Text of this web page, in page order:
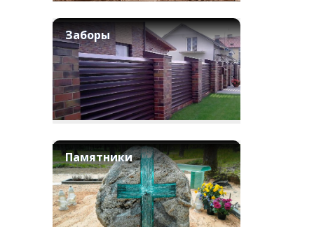
Заборы
Памятники